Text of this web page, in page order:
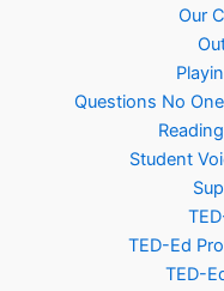
Our
Questions No
Student
TED-Ed
TED-